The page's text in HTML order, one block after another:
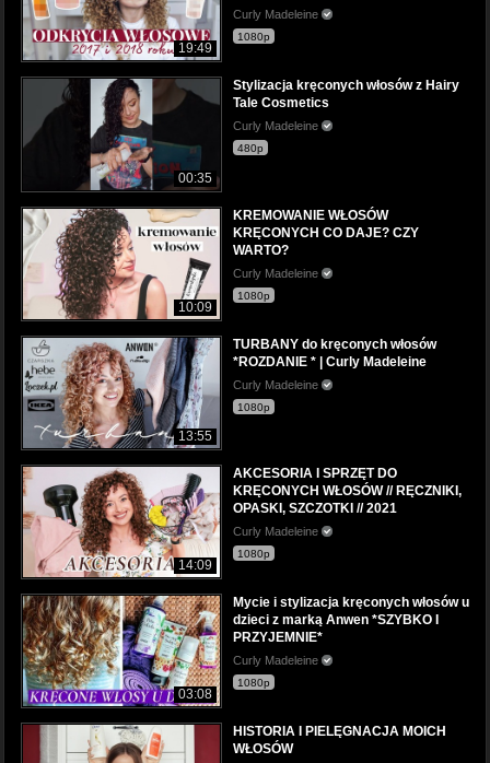
19:49
Curly Madeleine
1080p
00:35
Stylizacja kręconych włosów z Hairy
Tale Cosmetics
Curly Madeleine
480p
10:09
KREMOWANIE WŁOSÓW
KRĘCONYCH CO DAJE? CZY
WARTO?
Curly Madeleine
1080p
13:55
TURBANY do kręconych włosów
*ROZDANIE * | Curly Madeleine
Curly Madeleine
1080p
14:09
AKCESORIA I SPRZĘT DO
KRĘCONYCH WŁOSÓW // RĘCZNIKI,
OPASKI, SZCZOTKI // 2021
Curly Madeleine
1080p
03:08
Mycie i stylizacja kręconych włosów u
dzieci z marką Anwen *SZYBKO I
PRZYJEMNIE*
Curly Madeleine
1080p
HISTORIA I PIELĘGNACJA MOICH
WŁOSÓW